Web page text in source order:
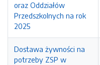
oraz Oddziałów
Przedszkolnych na rok
2025
Dostawa żywności na
potrzeby ZSP w